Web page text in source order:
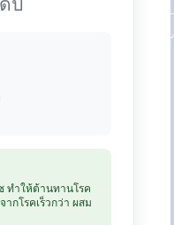
ทำให้ต้านทานโรค
กโรคเร็วกว่า ผสม